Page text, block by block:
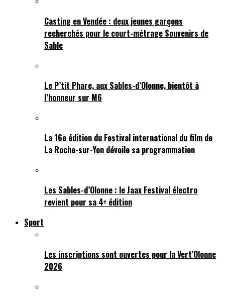
Casting en Vendée : deux jeunes garçons
recherchés pour le court-métrage Souvenirs de
Sable
Le P’tit Phare, aux Sables-d’Olonne, bientôt à
l’honneur sur M6
La 16e édition du Festival international du film de
La Roche-sur-Yon dévoile sa programmation
Les Sables-d’Olonne : le Jaax Festival électro
revient pour sa 4ᵉ édition
Sport
Les inscriptions sont ouvertes pour la Vert’Olonne
2026